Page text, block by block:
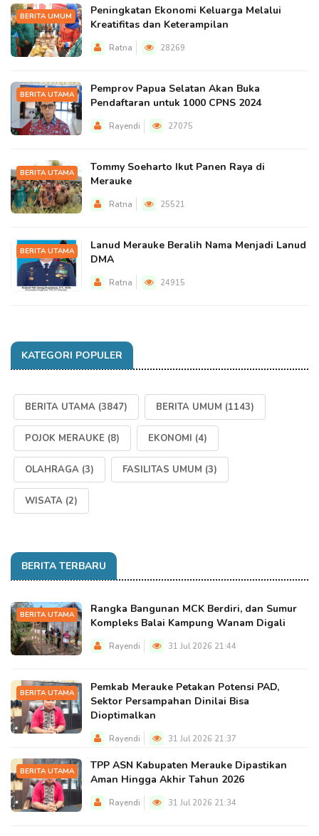
BERITA UMUM
Peningkatan Ekonomi Keluarga Melalui
Kreatifitas dan Keterampilan
Ratna 28269
BERITA UTAMA
Pemprov Papua Selatan Akan Buka
Pendaftaran untuk 1000 CPNS 2024
Rayendi 27075
BERITA UTAMA
Tommy Soeharto Ikut Panen Raya di
Merauke
Ratna 25521
BERITA UTAMA
Lanud Merauke Beralih Nama Menjadi Lanud
DMA
Ratna 24915
KATEGORI POPULER
BERITA UTAMA (3847) BERITA UMUM (1143)
POJOK MERAUKE (8) EKONOMI (4)
OLAHRAGA (3) FASILITAS UMUM (3)
WISATA (2)
BERITA TERBARU
BERITA UTAMA
Rangka Bangunan MCK Berdiri, dan Sumur
Kompleks Balai Kampung Wanam Digali
Rayendi 31 Jul 2026 21:44
BERITA UTAMA
Pemkab Merauke Petakan Potensi PAD,
Sektor Persampahan Dinilai Bisa
Dioptimalkan
Rayendi 31 Jul 2026 21:37
BERITA UTAMA
TPP ASN Kabupaten Merauke Dipastikan
Aman Hingga Akhir Tahun 2026
Rayendi 31 Jul 2026 21:34